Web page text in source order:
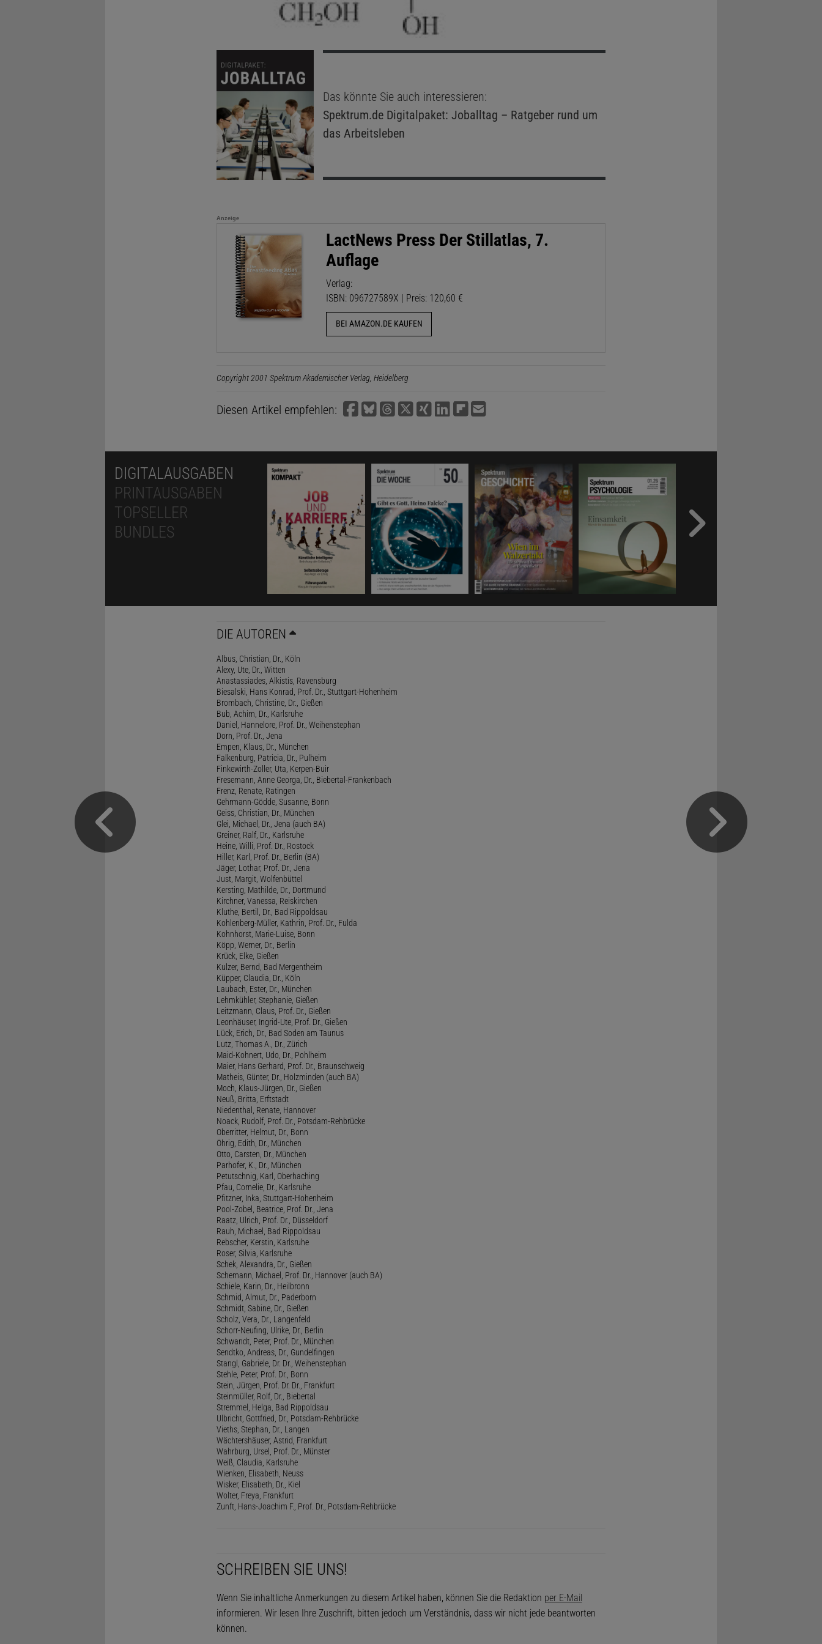
Das könnte Sie auch interessieren:
Spektrum.deDigitalpaket: Joballtag – Ratgeber rund um
das Arbeitsleben
Anzeige
LactNews Press Der Stillatlas, 7.
Auflage
Verlag:
ISBN: 096727589X | Preis: 120,60 €
BEI AMAZON.DE KAUFEN
Copyright 2001 Spektrum Akademischer Verlag, Heidelberg
Diesen Artikel empfehlen:
DIGITALAUSGABEN
PRINTAUSGABEN
TOPSELLER
BUNDLES
DIE AUTOREN
Albus, Christian, Dr., Köln
Alexy, Ute, Dr., Witten
Anastassiades, Alkistis, Ravensburg
Biesalski, Hans Konrad, Prof. Dr., Stuttgart-Hohenheim
Brombach, Christine, Dr., Gießen
Bub, Achim, Dr., Karlsruhe
Daniel, Hannelore, Prof. Dr., Weihenstephan
Dorn, Prof. Dr., Jena
Empen, Klaus, Dr., München
Falkenburg, Patricia, Dr., Pulheim
Finkewirth-Zoller, Uta, Kerpen-Buir
Fresemann, Anne Georga, Dr., Biebertal-Frankenbach
Frenz, Renate, Ratingen
Gehrmann-Gödde, Susanne, Bonn
Geiss, Christian, Dr., München
Glei, Michael, Dr., Jena (auch BA)
Greiner, Ralf, Dr., Karlsruhe
Heine, Willi, Prof. Dr., Rostock
Hiller, Karl, Prof. Dr., Berlin (BA)
Jäger, Lothar, Prof. Dr., Jena
Just, Margit, Wolfenbüttel
Kersting, Mathilde, Dr., Dortmund
Kirchner, Vanessa, Reiskirchen
Kluthe, Bertil, Dr., Bad Rippoldsau
Kohlenberg-Müller, Kathrin, Prof. Dr., Fulda
Kohnhorst, Marie-Luise, Bonn
Köpp, Werner, Dr., Berlin
Krück, Elke, Gießen
Kulzer, Bernd, Bad Mergentheim
Küpper, Claudia, Dr., Köln
Laubach, Ester, Dr., München
Lehmkühler, Stephanie, Gießen
Leitzmann, Claus, Prof. Dr., Gießen
Leonhäuser, Ingrid-Ute, Prof. Dr., Gießen
Lück, Erich, Dr., Bad Soden am Taunus
Lutz, Thomas A., Dr., Zürich
Maid-Kohnert, Udo, Dr., Pohlheim
Maier, Hans Gerhard, Prof. Dr., Braunschweig
Matheis, Günter, Dr., Holzminden (auch BA)
Moch, Klaus-Jürgen, Dr., Gießen
Neuß, Britta, Erftstadt
Niedenthal, Renate, Hannover
Noack, Rudolf, Prof. Dr., Potsdam-Rehbrücke
Oberritter, Helmut, Dr., Bonn
Öhrig, Edith, Dr., München
Otto, Carsten, Dr., München
Parhofer, K., Dr., München
Petutschnig, Karl, Oberhaching
Pfau, Cornelie, Dr., Karlsruhe
Pfitzner, Inka, Stuttgart-Hohenheim
Pool-Zobel, Beatrice, Prof. Dr., Jena
Raatz, Ulrich, Prof. Dr., Düsseldorf
Rauh, Michael, Bad Rippoldsau
Rebscher, Kerstin, Karlsruhe
Roser, Silvia, Karlsruhe
Schek, Alexandra, Dr., Gießen
Schemann, Michael, Prof. Dr., Hannover (auch BA)
Schiele, Karin, Dr., Heilbronn
Schmid, Almut, Dr., Paderborn
Schmidt, Sabine, Dr., Gießen
Scholz, Vera, Dr., Langenfeld
Schorr-Neufing, Ulrike, Dr., Berlin
Schwandt, Peter, Prof. Dr., München
Sendtko, Andreas, Dr., Gundelfingen
Stangl, Gabriele, Dr. Dr., Weihenstephan
Stehle, Peter, Prof. Dr., Bonn
Stein, Jürgen, Prof. Dr. Dr., Frankfurt
Steinmüller, Rolf, Dr., Biebertal
Stremmel, Helga, Bad Rippoldsau
Ulbricht, Gottfried, Dr., Potsdam-Rehbrücke
Vieths, Stephan, Dr., Langen
Wächtershäuser, Astrid, Frankfurt
Wahrburg, Ursel, Prof. Dr., Münster
Weiß, Claudia, Karlsruhe
Wienken, Elisabeth, Neuss
Wisker, Elisabeth, Dr., Kiel
Wolter, Freya, Frankfurt
Zunft, Hans-Joachim F., Prof. Dr., Potsdam-Rehbrücke
SCHREIBEN SIE UNS!
Wenn Sie inhaltliche Anmerkungen zu diesem Artikel haben, können Sie die Redaktion per E-Mail
informieren. Wir lesen Ihre Zuschrift, bitten jedoch um Verständnis, dass wir nicht jede beantworten
können.